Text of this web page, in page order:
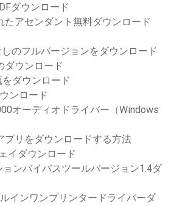
ダウンロード
たアセンダント無料ダウンロード
のフルバージョンをダウンロード
ダウンロード
ダウンロード
ンロード
オーディオドライバー（Windows
プリをダウンロードする方法
イダウンロード
ョンバイパスツールバージョン1.4ダ
インワンプリンタードライバーダ